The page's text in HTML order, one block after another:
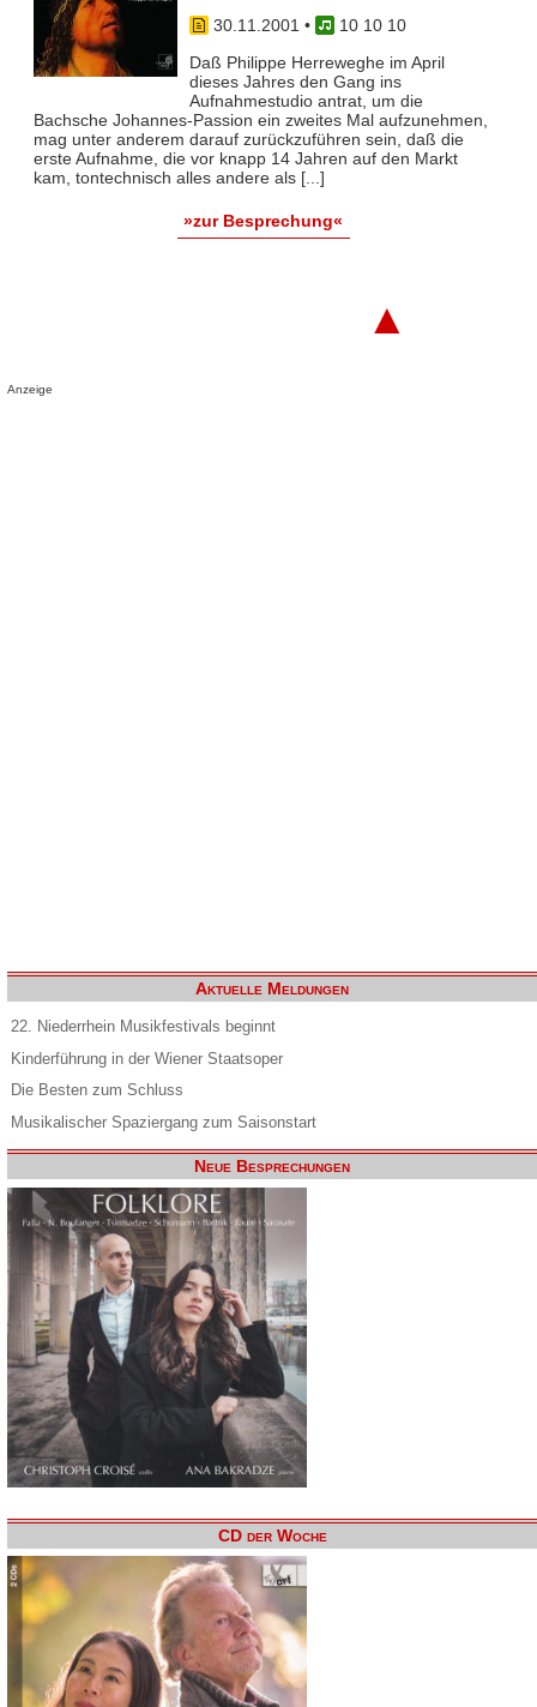
30.11.2001 •
10 10 10
Daß Philippe Herreweghe im April
dieses Jahres den Gang ins
Aufnahmestudio antrat, um die
Bachsche Johannes-Passion ein zweites Mal aufzunehmen,
mag unter anderem darauf zurückzuführen sein, daß die
erste Aufnahme, die vor knapp 14 Jahren auf den Markt
kam, tontechnisch alles andere als [...]
»zur Besprechung«
▲
Anzeige
Aktuelle Meldungen
22. Niederrhein Musikfestivals beginnt
Kinderführung in der Wiener Staatsoper
Die Besten zum Schluss
Musikalischer Spaziergang zum Saisonstart
Neue Besprechungen
CD der Woche